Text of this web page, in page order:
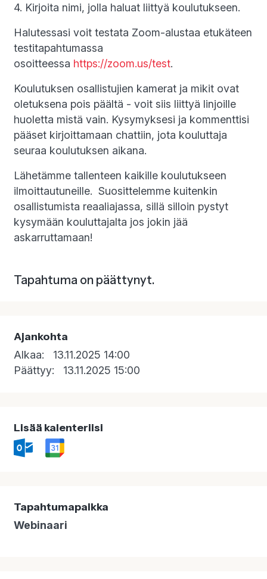
4. Kirjoita nimi, jolla haluat liittyä koulutukseen.
Halutessasi voit testata Zoom-alustaa etukäteen
testitapahtumassa
osoitteessa https://zoom.us/test.
Koulutuksen osallistujien kamerat ja mikit ovat
oletuksena pois päältä - voit siis liittyä linjoille
huoletta mistä vain. Kysymyksesi ja kommenttisi
pääset kirjoittamaan chattiin, jota kouluttaja
seuraa koulutuksen aikana.
Lähetämme tallenteen kaikille koulutukseen
ilmoittautuneille. Suosittelemme kuitenkin
osallistumista reaaliajassa, sillä silloin pystyt
kysymään kouluttajalta jos jokin jää
askarruttamaan!
Tapahtuma on päättynyt.
Ajankohta
Alkaa: 13.11.2025 14:00
Päättyy: 13.11.2025 15:00
Lisää kalenteriisi
Tapahtumapaikka
Webinaari